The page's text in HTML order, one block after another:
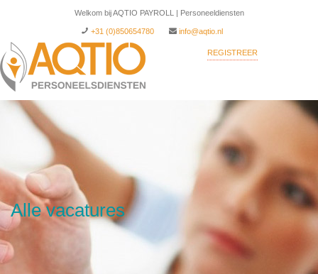
Welkom bij AQTIO PAYROLL | Personeeldiensten
+31 (0)850654780 info@aqtio.nl
REGISTREER
Alle vacatures